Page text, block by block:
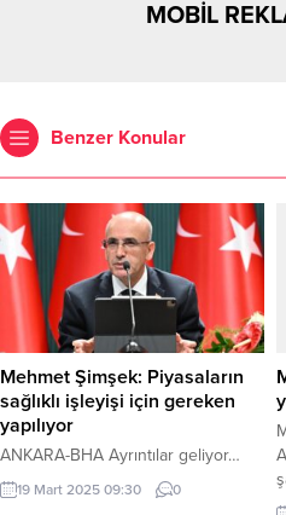
MOBİL
Benzer Konular
Mehmet Şimşek: Piyasaların
sağlıklı işleyişi için gereken
yapılıyor
ANKARA-BHA Ayrıntılar geliyor…
19 Mart 2025 09:30 0